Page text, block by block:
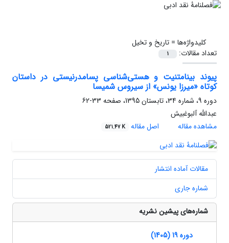
کلیدواژه‌ها =تاریخ و تخیل
تعداد مقالات:
1
پیوند بینامتنیت و هستی‌شناسی پسامدرنیستی در داستان
کوتاه «میرزا یونس» از سیروس شمیسا
دوره 9، شماره 34، تابستان 1395، صفحه
33-62
عبدالله آلبوغبیش
مشاهده مقاله
اصل مقاله 521.47 K
مقالات آماده انتشار
شماره جاری
شماره‌های پیشین نشریه
دوره 19 (1405)